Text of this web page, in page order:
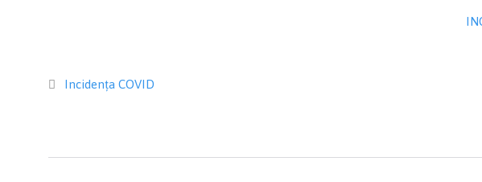
 Category
Incidența COVID